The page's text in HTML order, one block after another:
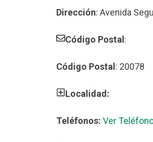
Dirección: Avenida
Código Postal :
Código Postal : 20078
Localidad:
Teléfonos: Ver